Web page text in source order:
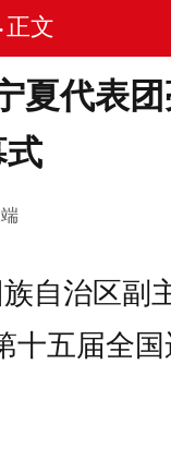
• 正文
夏代表
式
自治区副
十五届全